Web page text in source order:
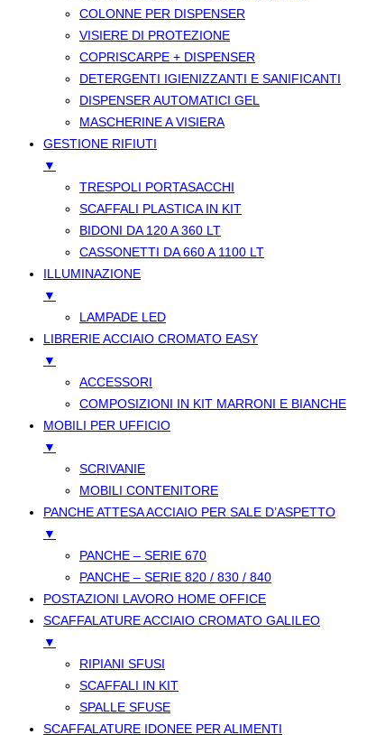
COLONNE PER DISPENSER
VISIERE DI PROTEZIONE
COPRISCARPE + DISPENSER
DETERGENTI IGIENIZZANTI E SANIFICANTI
DISPENSER AUTOMATICI GEL
MASCHERINE A VISIERA
GESTIONE RIFIUTI
▼
TRESPOLI PORTASACCHI
SCAFFALI PLASTICA IN KIT
BIDONI DA 120 A 360 LT
CASSONETTI DA 660 A 1100 LT
ILLUMINAZIONE
▼
LAMPADE LED
LIBRERIE ACCIAIO CROMATO EASY
▼
ACCESSORI
COMPOSIZIONI IN KIT MARRONI E BIANCHE
MOBILI PER UFFICIO
▼
SCRIVANIE
MOBILI CONTENITORE
PANCHE ATTESA ACCIAIO PER SALE D’ASPETTO
▼
PANCHE – SERIE 670
PANCHE – SERIE 820 / 830 / 840
POSTAZIONI LAVORO HOME OFFICE
SCAFFALATURE ACCIAIO CROMATO GALILEO
▼
RIPIANI SFUSI
SCAFFALI IN KIT
SPALLE SFUSE
SCAFFALATURE IDONEE PER ALIMENTI